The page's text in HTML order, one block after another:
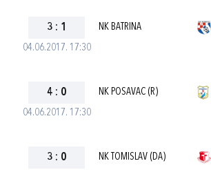
04.06.2017. 17:30
3 : 1 NK BATRINA
04.06.2017. 17:30
4 : 0 NK POSAVAC (R)
3 : 0 NK TOMISLAV (DA)